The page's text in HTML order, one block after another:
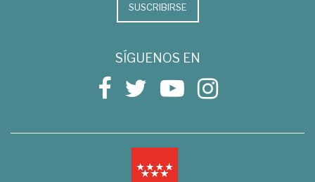
SUSCRIBIRSE
SÍGUENOS EN